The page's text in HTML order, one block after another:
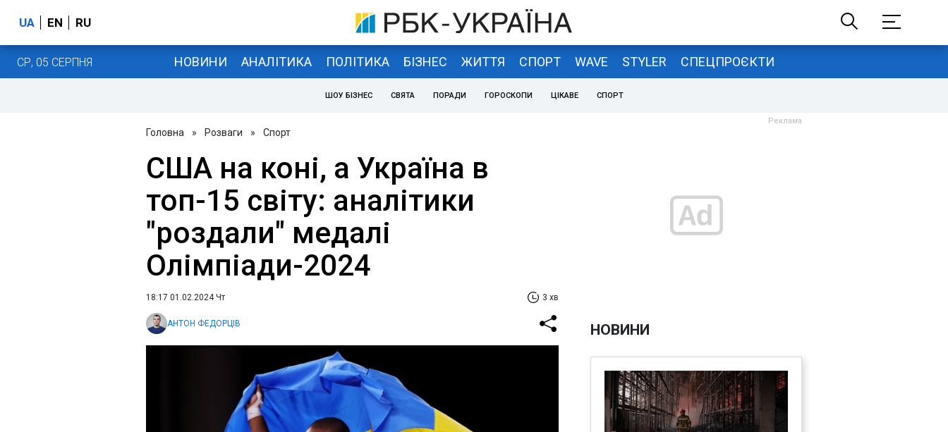
UA EN RU
СР, 05 СЕРПНЯ НОВИНИ АНАЛІТИКА ПОЛІТИКА БІЗНЕС ЖИТТЯ СПОРТ WAVE STYLER СПЕЦПРОЄКТИ
ШОУ БІЗНЕС СВЯТА ПОРАДИ ГОРОСКОПИ ЦІКАВЕ СПОРТ
Головна » Розваги » Спорт
США на коні, а Україна в
топ-15 світу: аналітики
"роздали" медалі
Олімпіади-2024
18:17 01.02.2024 Чт 3 хв
АНТОН ФЕДОРЦІВ НОВИНИ